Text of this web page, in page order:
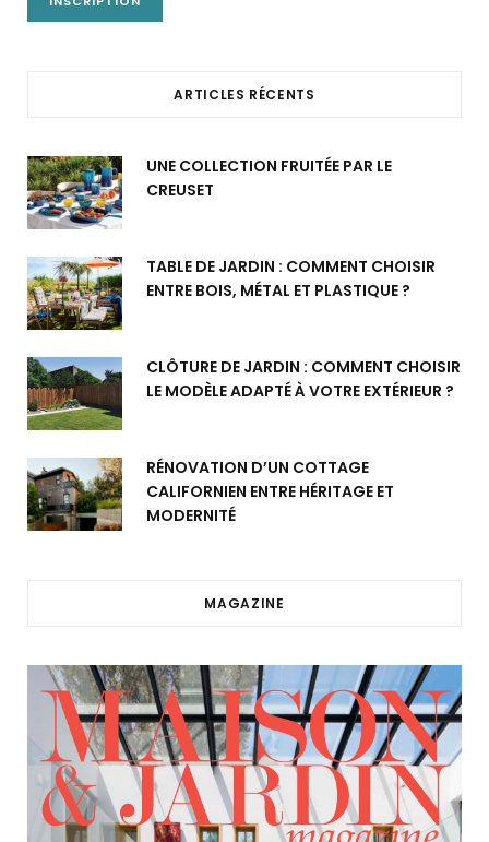
ARTICLES RÉCENTS
UNE COLLECTION FRUITÉE PAR LE
CREUSET
TABLE DE JARDIN : COMMENT CHOISIR
ENTRE BOIS, MÉTAL ET PLASTIQUE ?
CLÔTURE DE JARDIN : COMMENT CHOISIR
LE MODÈLE ADAPTÉ À VOTRE EXTÉRIEUR ?
RÉNOVATION D’UN COTTAGE
CALIFORNIEN ENTRE HÉRITAGE ET
MODERNITÉ
MAGAZINE